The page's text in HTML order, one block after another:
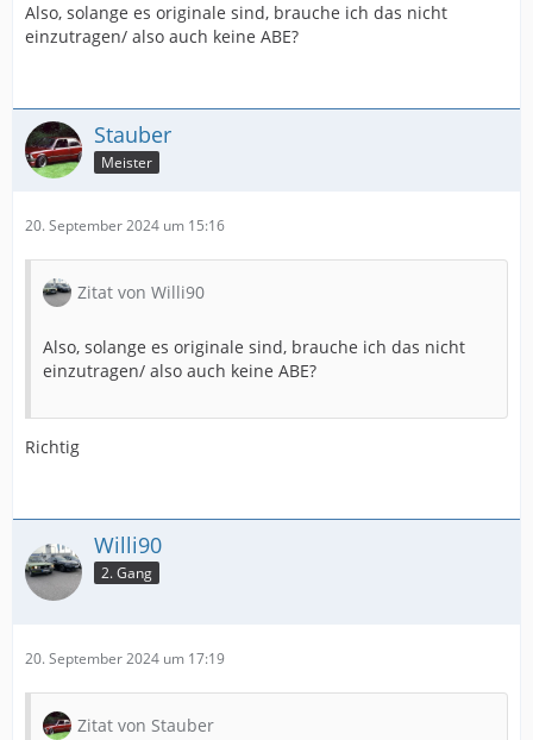
Also, solange es originale sind, brauche ich das nicht
einzutragen/ also auch keine ABE?
Stauber
Meister
20. September 2024 um 15:16
Zitat von Willi90
Also, solange es originale sind, brauche ich das nicht
einzutragen/ also auch keine ABE?
Richtig
Willi90
2. Gang
20. September 2024 um 17:19
Zitat von Stauber